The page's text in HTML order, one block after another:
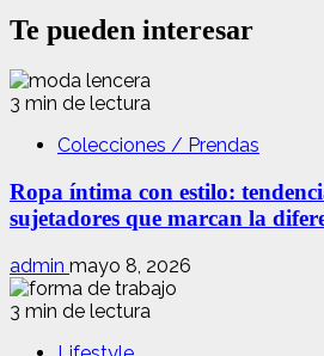
Te pueden interesar
3 min de lectura
Colecciones / Prendas
Ropa íntima con estilo:
sujetadores que marcan la
admin mayo 8, 2026
3 min de lectura